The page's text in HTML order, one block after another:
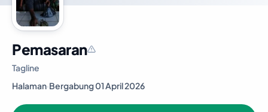
Pemasaran
Tagline
Halaman·Bergabung 01 April 2026